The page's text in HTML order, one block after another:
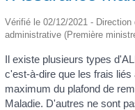
Vérifié le 02/12/2021 -
administrative (Première
Il existe plusieurs types
c'est-à-dire que les frais
maximum du plafond de
Maladie. D'autres ne sont